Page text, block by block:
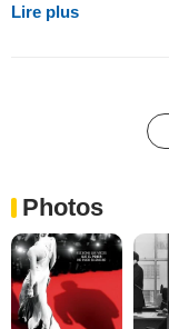
Lire plus
Photos